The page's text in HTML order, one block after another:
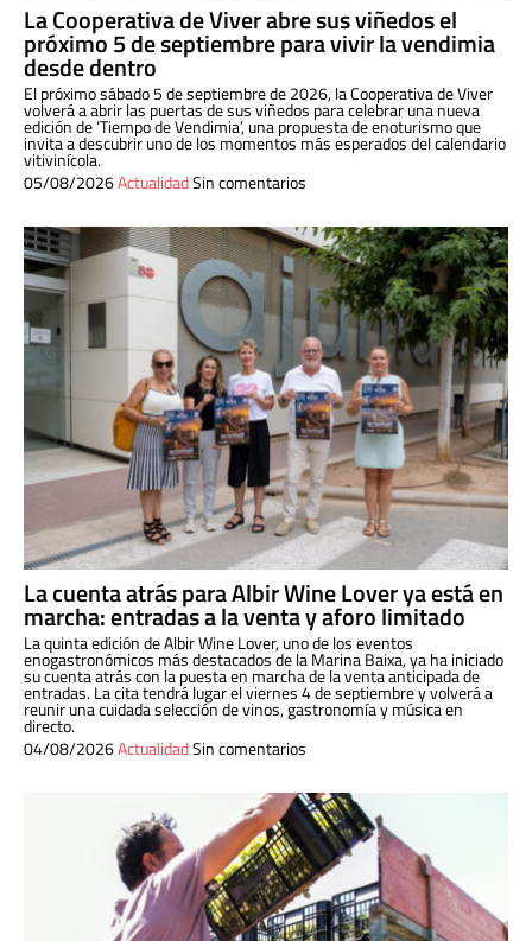
La Cooperativa de Viver abre sus viñedos el
próximo 5 de septiembre para vivir la vendimia
desde dentro
El próximo sábado 5 de septiembre de 2026, la Cooperativa de Viver
volverá a abrir las puertas de sus viñedos para celebrar una nueva
edición de ‘Tiempo de Vendimia’, una propuesta de enoturismo que
invita a descubrir uno de los momentos más esperados del calendario
vitivinícola.
05/08/2026ActualidadSin comentarios
La cuenta atrás para Albir Wine Lover ya está en
marcha: entradas a la venta y aforo limitado
La quinta edición de Albir Wine Lover, uno de los eventos
enogastronómicos más destacados de la Marina Baixa, ya ha iniciado
su cuenta atrás con la puesta en marcha de la venta anticipada de
entradas. La cita tendrá lugar el viernes 4 de septiembre y volverá a
reunir una cuidada selección de vinos, gastronomía y música en
directo.
04/08/2026ActualidadSin comentarios